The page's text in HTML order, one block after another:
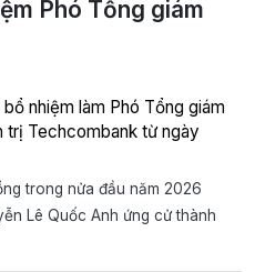
Phó Tổng giám
nhiệm làm Phó Tổng giám
trị Techcombank từ ngày
trong nửa đầu năm 2026
Lê Quốc Anh ứng cử thành